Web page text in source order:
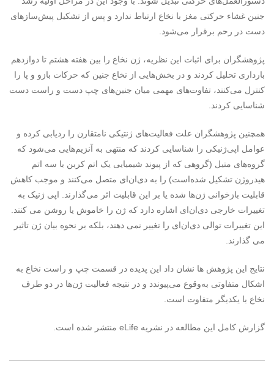
جنین غشاء حرکتی مغز با نخاع ارتباط ندارد و پس از تشکیل پیش‌سازهای
دست در رحم برقرار می‌شود.
پژوهشگران برای اثبات این نظریه، ژن نخاع را بین هفته هشتم تا دوازدهم
بارداری تحلیل کردند و در بخش‌هایی از نخاع جنین که حرکات بازو و پا را
کنترل می‌کنند، تفاوت‌های مهمی میان جنین‌های چپ دست و راست دست
شناسایی کردند.
همچنین پژوهشگران علت فعالیت‌های ژنتیکی نامتقارن را ردیابی کرده و
عوامل اپی‌ژنیکی را شناسایی کردند که منتهی به آنزیم‌هایی می‌شود که
گروه‌های متیل (گروهی که از پیوند شیمیایی یک اتم کربن با سه اتم
هیدروژن تشکیل شده‌است) را به دی‌ان‌ای متصل می‌کنند و موجب کاهش
قابلیت بازخوانی ژن‌ها شده یا بر این قابلیت اثر می‌گذارند. اپی ژنیک به
تغییرات خارجی دی‌ان‌ای اشاره دارد که ژن را خاموش یا روشن می کنند.
این تغییرات توالی دی‌ان‌ای را تغییر نمی دهند، بلکه بر نحوه بیان ژن تاثیر
می گذارند.
نتایج این پژوهش ها نشان داد این پدیده در قسمت چپ و راست نخاع به
اشکال متفاوتی به‌وقوع می‌پیوندد و در نتیجه فعالیت ژن‌ها در دو طرف
نخاع با یکدیگر متفاوت است.
گزارش کامل این مطالعه در نشریه eLife‌ منتشر شده است.